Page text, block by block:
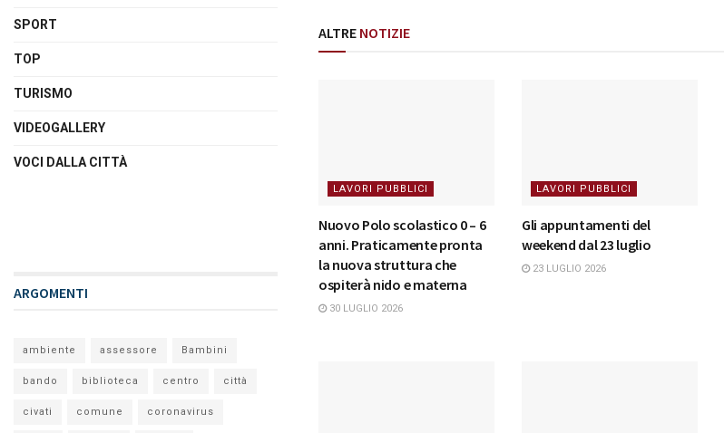
ALTRE NOTIZIE
LAVORI PUBBLICI
Nuovo Polo scolastico 0 – 6
anni. Praticamente pronta
la nuova struttura che
ospiterà nido e materna
30 LUGLIO 2026
LAVORI PUBBLICI
Gli appuntamenti del
weekend dal 23 luglio
23 LUGLIO 2026
SPORT
TOP
TURISMO
VIDEOGALLERY
VOCI DALLA CITTÀ
ARGOMENTI
ambiente assessore Bambini
bando biblioteca centro città
civati comune coronavirus